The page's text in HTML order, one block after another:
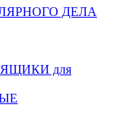
ДЕЛА
для